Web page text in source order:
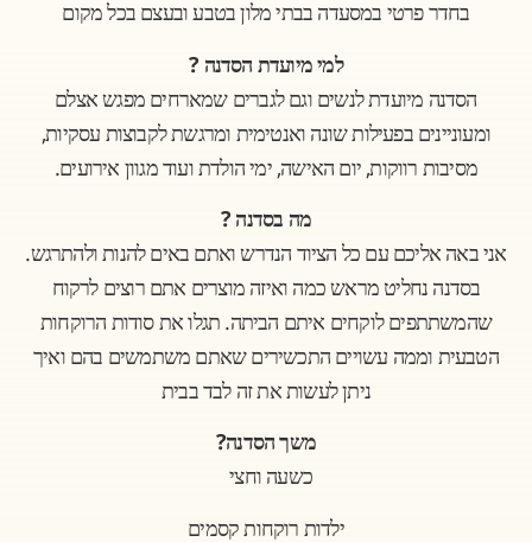
בחדר פרטי במסעדה בבתי מלון בטבע ובעצם בכל מקום
למי מיועדת הסדנה?
הסדנה מיועדת לנשים וגם לגברים שמארחים מפגש אצלם
ומעוניינים בפעילות שונה ואנטימית ומרגשת לקבוצות עסקיות,
מסיבות רווקות, יום האישה,ימי הולדת ועוד מגוון אירועים.
מה בסדנה?
אני באה אליכם עם כל הציוד הנדרש ואתם באים להנות ולהתרגש.
בסדנה נחליט מראש כמה ואיזה מוצרים אתם רוצים לרקוח
שהמשתתפים לוקחים איתם הביתה. תגלו את סודות הרוקחות
הטבעית וממה עשויים התכשירים שאתם משתמשים בהם ואיך
ניתן לעשות את זה לבד בבית
משך הסדנה?
כשעה וחצי
ילדות רוקחות קסמים